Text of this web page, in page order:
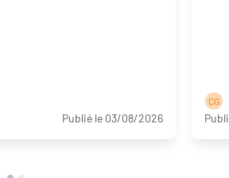
Publié le 03/08/2026
C G